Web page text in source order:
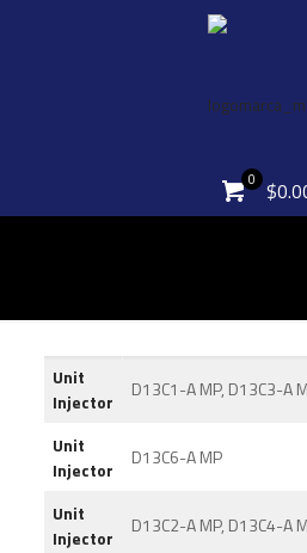
0
Unit
Injector
D13C1-A MP, D13C3-A
Unit
Injector
D13C6-A MP
Unit
Injector
D13C2-A MP, D13C4-A